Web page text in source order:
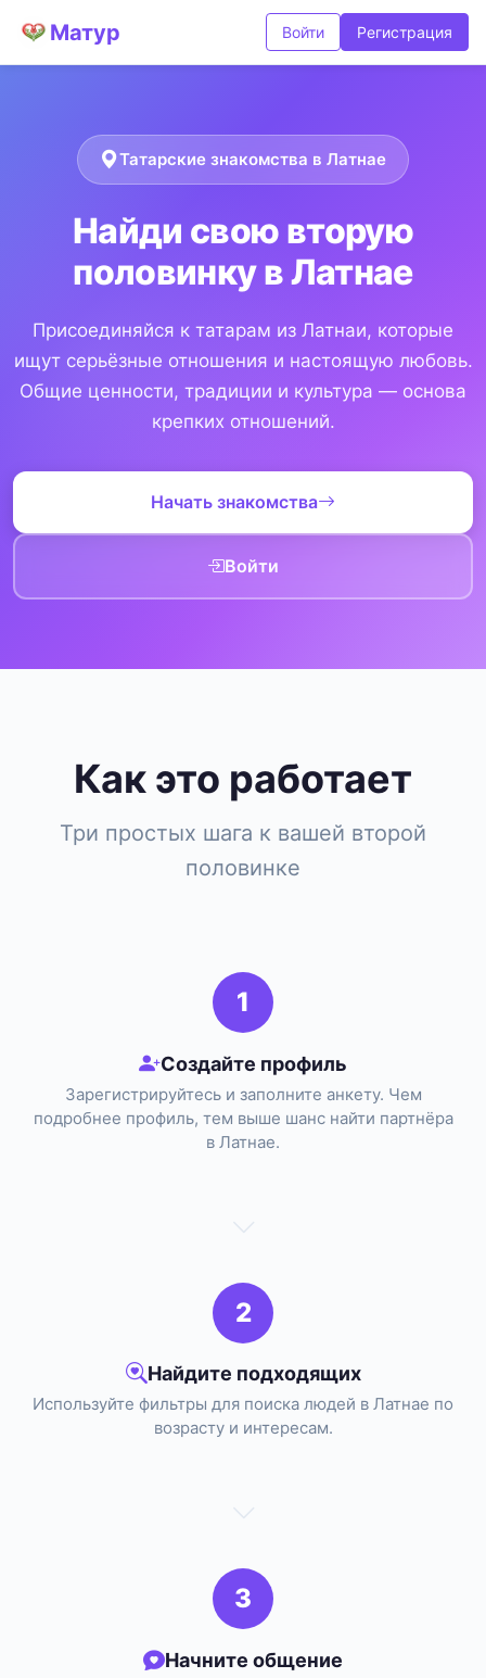
Матур Войти Регистрация
Татарские знакомства в Латнае
Найди свою вторую
половинку в Латнае
Присоединяйся к татарам из Латнаи, которые
ищут серьёзные отношения и настоящую любовь.
Общие ценности, традиции и культура — основа
крепких отношений.
Начать знакомства
Войти
Как это работает
Три простых шага к вашей второй
половинке
1
Создайте профиль
Зарегистрируйтесь и заполните анкету. Чем
подробнее профиль, тем выше шанс найти партнёра
в Латнае.
2
Найдите подходящих
Используйте фильтры для поиска людей в Латнае по
возрасту и интересам.
3
Начните общение